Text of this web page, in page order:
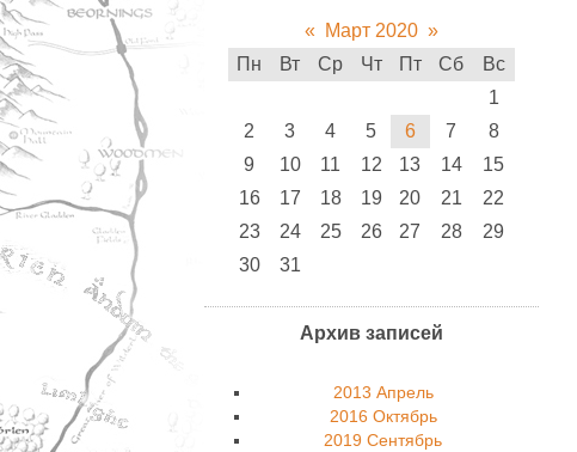
« Март 2020 »
Пн
Вт Ср Чт Пт Сб
Вс
1
2
3 4 5 6 7
8
9
10 11 12 13 14
15
16
17 18 19 20 21
22
23
24 25 26 27 28
29
30
31
Архив записей
2013 Апрель
2016 Октябрь
2019 Сентябрь